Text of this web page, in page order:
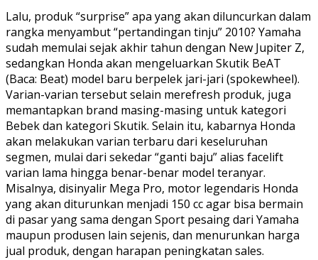
Lalu, produk “surprise” apa yang akan diluncurkan dalam
rangka menyambut “pertandingan tinju” 2010? Yamaha
sudah memulai sejak akhir tahun dengan New Jupiter Z,
sedangkan Honda akan mengeluarkan Skutik BeAT
(Baca: Beat) model baru berpelek jari-jari (spokewheel).
Varian-varian tersebut selain merefresh produk, juga
memantapkan brand masing-masing untuk kategori
Bebek dan kategori Skutik. Selain itu, kabarnya Honda
akan melakukan varian terbaru dari keseluruhan
segmen, mulai dari sekedar “ganti baju” alias facelift
varian lama hingga benar-benar model teranyar.
Misalnya, disinyalir Mega Pro, motor legendaris Honda
yang akan diturunkan menjadi 150 cc agar bisa bermain
di pasar yang sama dengan Sport pesaing dari Yamaha
maupun produsen lain sejenis, dan menurunkan harga
jual produk, dengan harapan peningkatan sales.